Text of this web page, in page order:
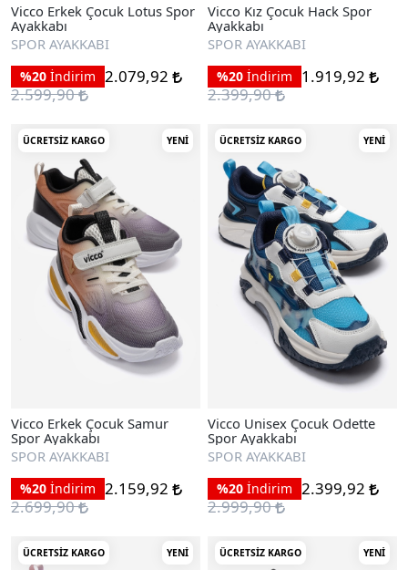
Vicco Erkek Çocuk Lotus Spor
Ayakkabı
SPOR AYAKKABI
%20 İndirim
2.079,92
2.599,90
Vicco Kız Çocuk Hack Spor
Ayakkabı
SPOR AYAKKABI
%20 İndirim
1.919,92
2.399,90
ÜCRETSIZ KARGO YENI
Vicco Erkek Çocuk Samur
Spor Ayakkabı
SPOR AYAKKABI
%20 İndirim 2.159,92
2.699,90
ÜCRETSIZ KARGO YENI
Vicco Unisex Çocuk Odette
Spor Ayakkabı
SPOR AYAKKABI
%20 İndirim 2.399,92
2.999,90
ÜCRETSIZ KARGO YENI ÜCRETSIZ KARGO YENI